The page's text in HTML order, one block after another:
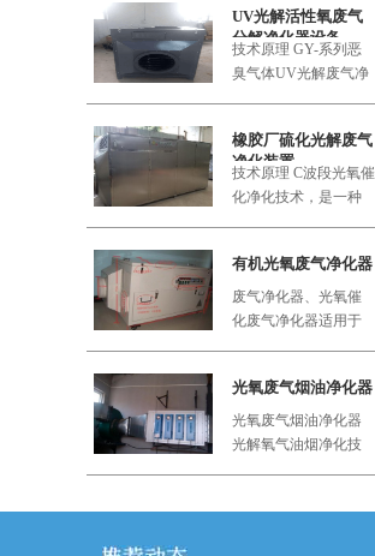
UV光解活性氧废气
分解净化器设备
技术原理 GY-系列恶
臭气体UV光解废气净
橡胶厂硫化光解废气
净化装置
技术原理 C波段光氧催
化净化技术，是一种
有机光氧废气净化器
废气净化器、光氧催
化废气净化器适用于
光氧废气烟油净化器
光氧废气烟油净化器
光解氧气油烟净化技